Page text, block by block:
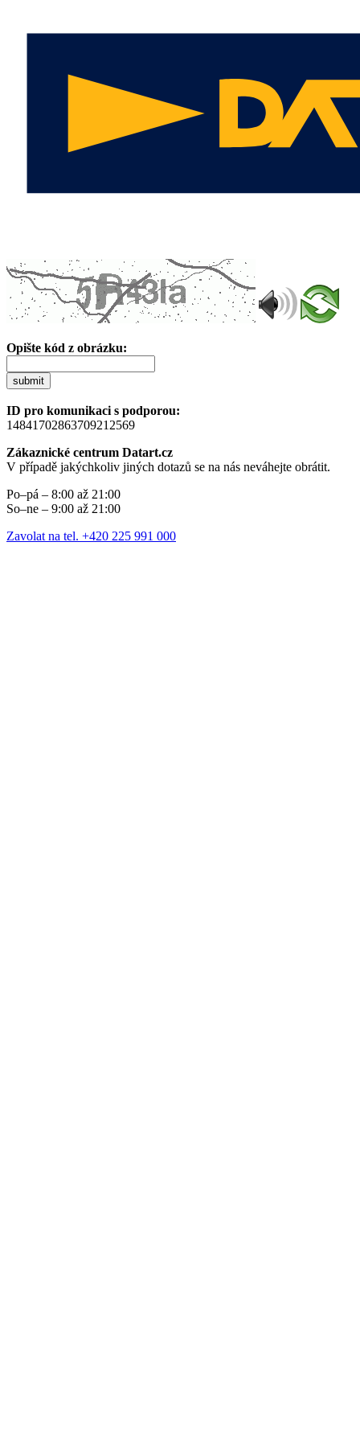
Opište kód z obrázku:
submit
ID pro komunikaci s podporou:
14841702863709212569
Zákaznické centrum Datart.cz
V případě jakýchkoliv jiných dotazů se na nás neváhejte obrátit.
Po–pá – 8:00 až 21:00
So–ne – 9:00 až 21:00
Zavolat na tel. +420 225 991 000